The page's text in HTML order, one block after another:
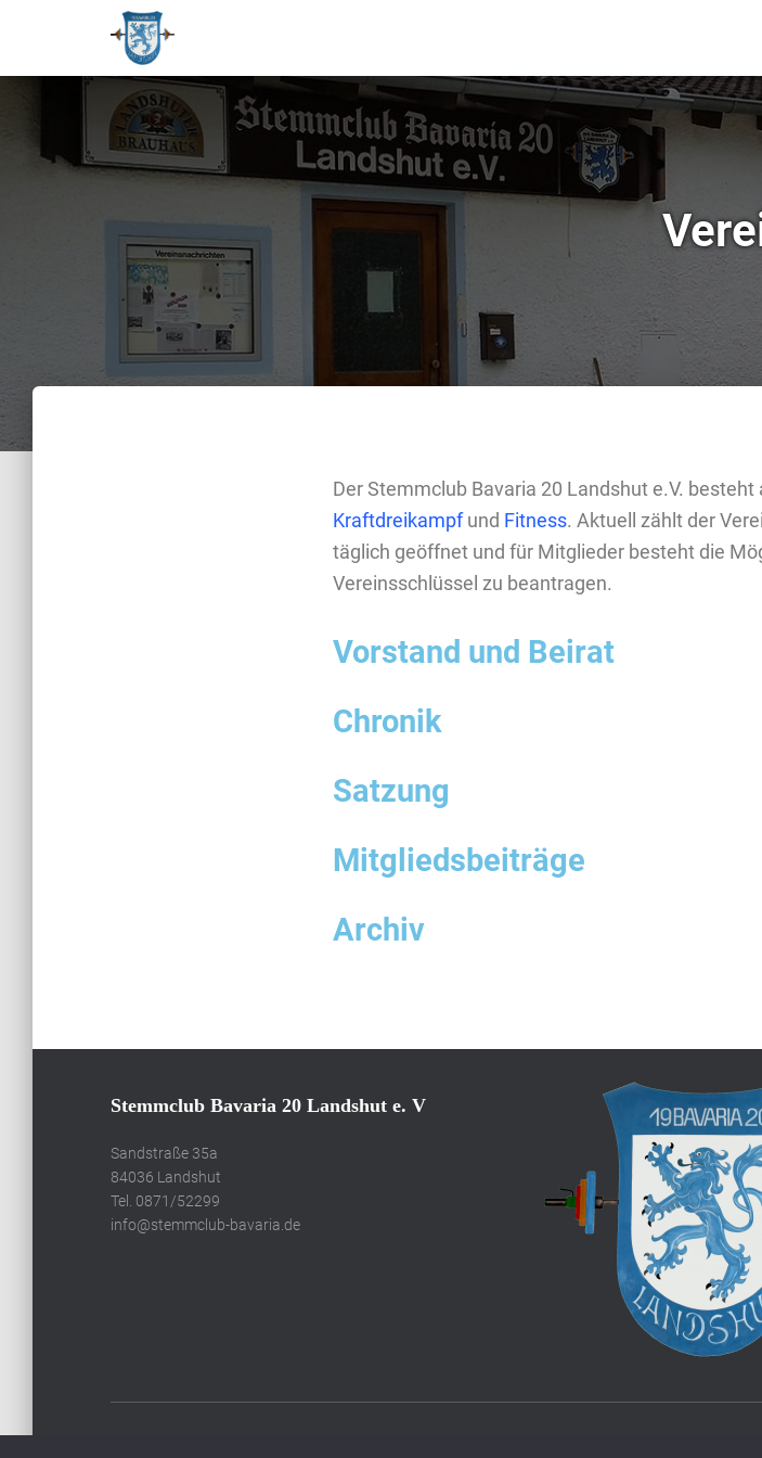
Der Stemmclub Bavaria 20 Landshut e.V.
Kraftdreikampfund Fitness. Aktuell zählt der
täglich geöffnet und für Mitglieder besteht die
Vereinsschlüssel zu beantragen.
Vorstand und Beirat
Chronik
Satzung
Mitgliedsbeiträge
Archiv
Stemmclub Bavaria 20 Landshut e. V
Sandstraße 35a
84036 Landshut
Tel. 0871/52299
info@stemmclub-bavaria.de